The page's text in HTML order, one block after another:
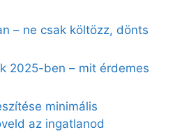
– ne csak költözz, dönts
2025-ben – mit érdemes
minimális
az ingatlanod